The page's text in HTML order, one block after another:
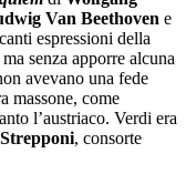
Van Beethoven e
espressioni della
senza apporre alcuna
avevano una fede
massone, come
l’austriaco. Verdi era
Strepponi, consorte